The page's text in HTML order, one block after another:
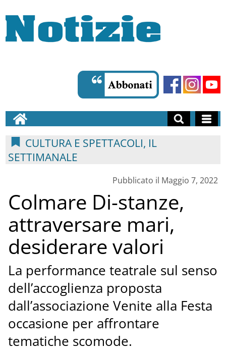
CULTURA E SPETTACOLI, IL
SETTIMANALE
Pubblicato il Maggio 7, 2022
Colmare Di-stanze,
attraversare mari,
desiderare valori
La performance teatrale sul senso
dell’accoglienza proposta
dall’associazione Venite alla Festa
occasione per affrontare
tematiche scomode.